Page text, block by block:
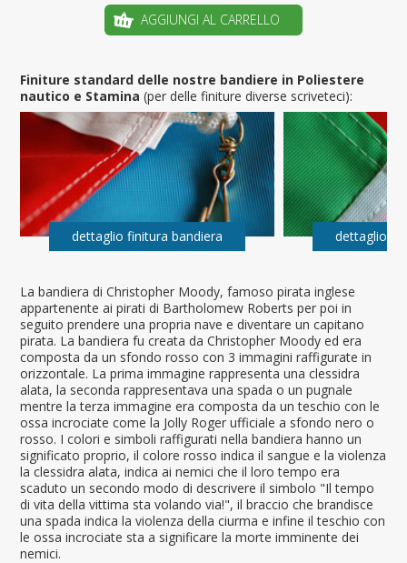
La bandiera di Christopher Moody, famoso pirata inglese
appartenente ai pirati di Bartholomew Roberts per poi in
seguito prendere una propria nave e diventare un capitano
pirata. La bandiera fu creata da Christopher Moody ed era
composta da un sfondo rosso con 3 immagini raffigurate in
orizzontale. La prima immagine rappresenta una clessidra
alata, la seconda rappresentava una spada o un pugnale
mentre la terza immagine era composta da un teschio con le
ossa incrociate come la Jolly Roger ufficiale a sfondo nero o
rosso. I colori e simboli raffigurati nella bandiera hanno un
significato proprio, il colore rosso indica il sangue e la violenza
la clessidra alata, indica ai nemici che il loro tempo era
scaduto un secondo modo di descrivere il simbolo "Il tempo
di vita della vittima sta volando via!", il braccio che brandisce
una spada indica la violenza della ciurma e infine il teschio con
le ossa incrociate sta a significare la morte imminente dei
nemici.
AGGIUNGI AL CARRELLO
Finiture standard delle nostre bandiere in Poliestere
nautico e Stamina(per delle finiture diverse scriveteci):
dettaglio finitura bandiera dettaglio